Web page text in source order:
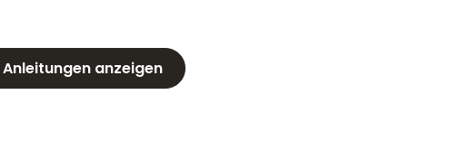
Anleitungen anzeigen